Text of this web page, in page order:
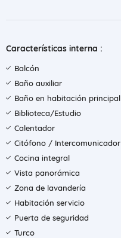
Características interna :
Balcón
Baño auxiliar
Baño en habitación principal
Biblioteca/Estudio
Calentador
Citófono / Intercomunicador
Cocina integral
Vista panorámica
Zona de lavandería
Habitación servicio
Puerta de seguridad
Turco